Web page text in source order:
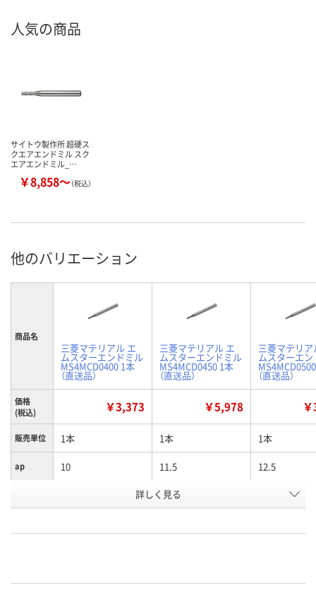
人気の商品
サイトウ製作所 超硬ス
クエアエンドミル スク
エアエンドミル_…
￥8,858～（税込）
他のバリエーション
商品名
三菱マテリアル エ
ムスターエンドミル
MS4MCD0400 1本
（直送品）
三菱マテリアル エ
ムスターエンドミル
MS4MCD0450 1本
（直送品）
三菱マテリア
ムスターエ
（直送品）
価格
(税込)
￥3,373 ￥5,978
販売単位 1本 1本 1本
ap 10 11.5 12.5
4.5
号
お届け日 8月24日（月）まで 8月24日（月）まで 8月24日（月）
詳しく見る